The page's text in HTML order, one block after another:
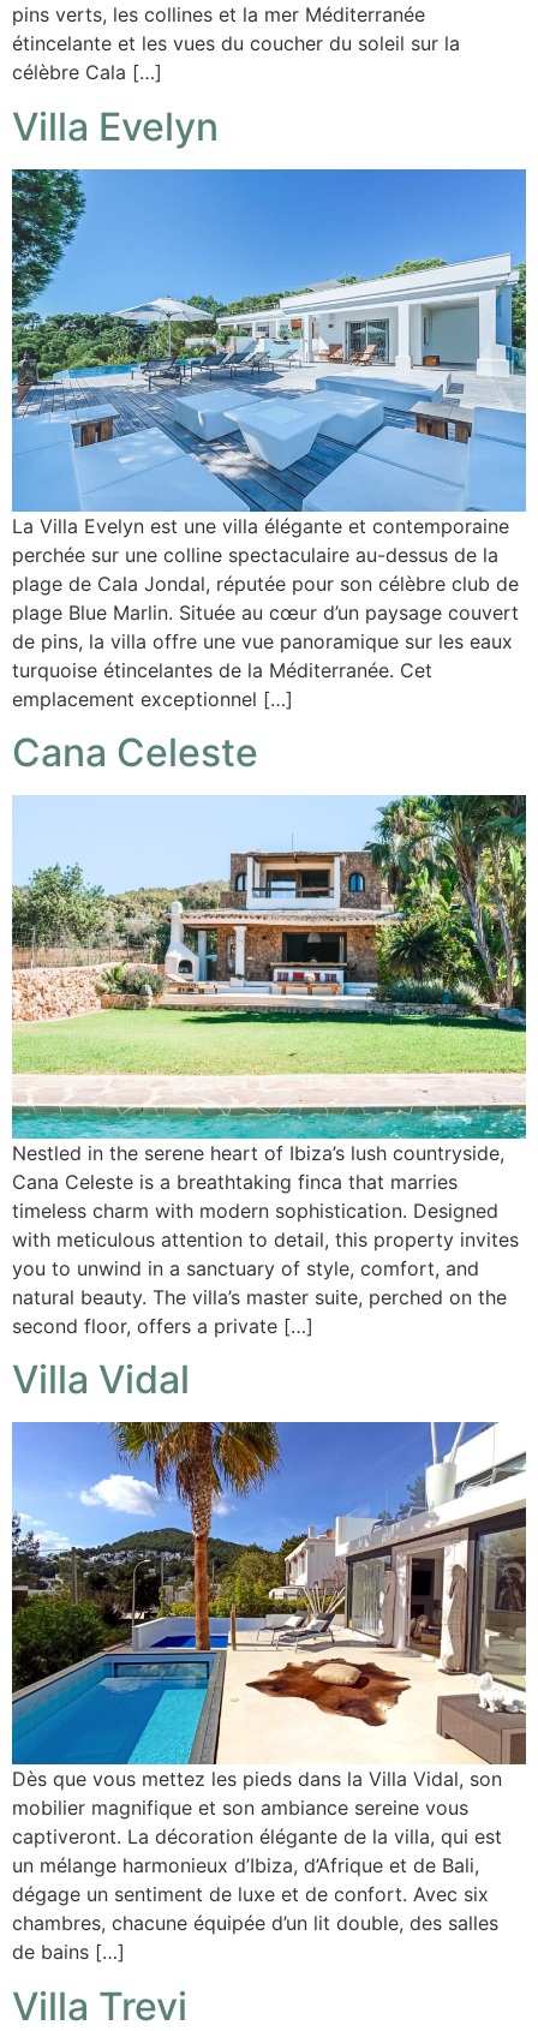
pins verts, les collines et la mer Méditerranée
étincelante et les vues du coucher du soleil sur la
célèbre Cala […]
Villa Evelyn
La Villa Evelyn est une villa élégante et contemporaine
perchée sur une colline spectaculaire au-dessus de la
plage de Cala Jondal, réputée pour son célèbre club de
plage Blue Marlin. Située au cœur d’un paysage couvert
de pins, la villa offre une vue panoramique sur les eaux
turquoise étincelantes de la Méditerranée. Cet
emplacement exceptionnel […]
Cana Celeste
Nestled in the serene heart of Ibiza’s lush countryside,
Cana Celeste is a breathtaking finca that marries
timeless charm with modern sophistication. Designed
with meticulous attention to detail, this property invites
you to unwind in a sanctuary of style, comfort, and
natural beauty. The villa’s master suite, perched on the
second floor, offers a private […]
Villa Vidal
Dès que vous mettez les pieds dans la Villa Vidal, son
mobilier magnifique et son ambiance sereine vous
captiveront. La décoration élégante de la villa, qui est
un mélange harmonieux d’Ibiza, d’Afrique et de Bali,
dégage un sentiment de luxe et de confort. Avec six
chambres, chacune équipée d’un lit double, des salles
de bains […]
Villa Trevi